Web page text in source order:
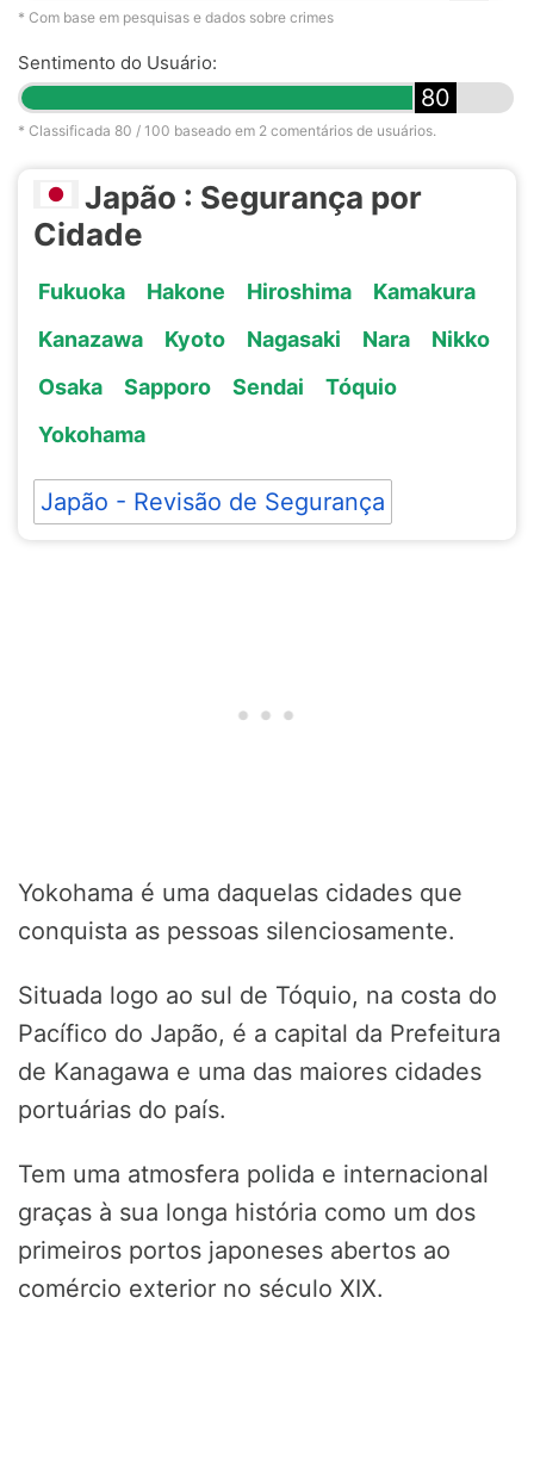
* Com base em pesquisas e dados sobre crimes
Sentimento do Usuário:
80
* Classificada 80 / 100 baseado em 2 comentários de usuários.
Japão : Segurança por
Cidade
Fukuoka Hakone Hiroshima
Kamakura
Kanazawa
Kyoto Nagasaki Nara
Nikko
Osaka
Sapporo Sendai
Tóquio
Yokohama
Japão - Revisão de Segurança
Yokohama é uma daquelas cidades que
conquista as pessoas silenciosamente.
Situada logo ao sul de Tóquio, na costa do
Pacífico do Japão, é a capital da Prefeitura
de Kanagawa e uma das maiores cidades
portuárias do país.
Tem uma atmosfera polida e internacional
graças à sua longa história como um dos
primeiros portos japoneses abertos ao
comércio exterior no século XIX.